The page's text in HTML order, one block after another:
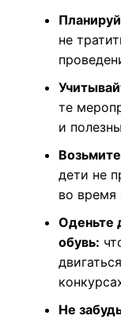
не
те
и
дети не
во время
Оденьте
обувь:
Не